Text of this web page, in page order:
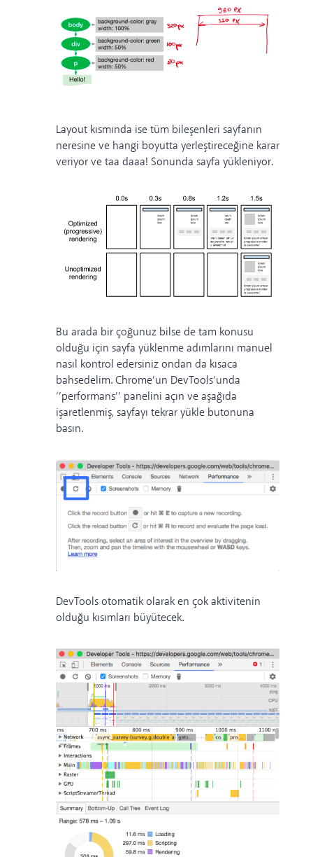
Layout kısmında ise tüm bileşenleri sayfanın
neresine ve hangi boyutta yerleştireceğine karar
veriyor ve taa daaa! Sonunda sayfa yükleniyor.
Bu arada bir çoğunuz bilse de tam konusu
olduğu için sayfa yüklenme adımlarını manuel
nasıl kontrol edersiniz ondan da kısaca
bahsedelim. Chrome’un DevTools’unda
‘’performans’’ panelini açın ve aşağıda
işaretlenmiş, sayfayı tekrar yükle butonuna
basın.
DevTools otomatik olarak en çok aktivitenin
olduğu kısımları büyütecek.